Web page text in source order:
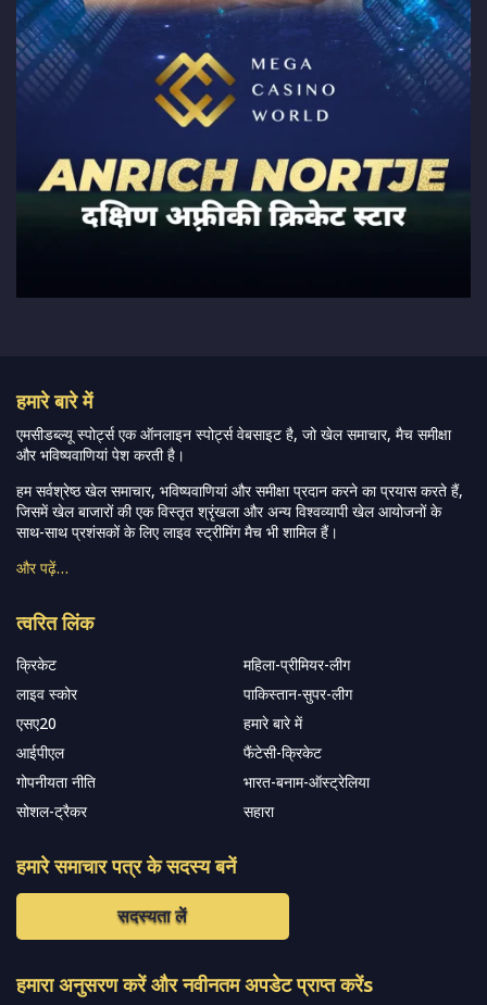
हमारे बारे में
एमसीडब्ल्यू स्पोर्ट्स एक ऑनलाइन स्पोर्ट्स वेबसाइट है, जो खेल समाचार, मैच समीक्षा
और भविष्यवाणियां पेश करती है।
हम सर्वश्रेष्ठ खेल समाचार, भविष्यवाणियां और समीक्षा प्रदान करने का प्रयास करते हैं,
जिसमें खेल बाजारों की एक विस्तृत श्रृंखला और अन्य विश्वव्यापी खेल आयोजनों के
साथ-साथ प्रशंसकों के लिए लाइव स्ट्रीमिंग मैच भी शामिल हैं।
और पढ़ें…
त्वरित लिंक
क्रिकेट
महिला-प्रीमियर-लीग
लाइव स्कोर
पाकिस्तान-सुपर-लीग
एसए20
हमारे बारे में
आईपीएल
फैंटेसी-क्रिकेट
गोपनीयता नीति
भारत-बनाम-ऑस्ट्रेलिया
सोशल-ट्रैकर
सहारा
हमारे समाचार पत्र के सदस्य बनें
सदस्यता लें
हमारा अनुसरण करें और नवीनतम अपडेट प्राप्त करेंs